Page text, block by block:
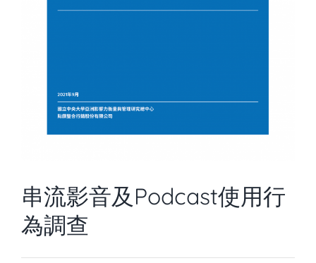
串流影音及Podcast使用行
為調查